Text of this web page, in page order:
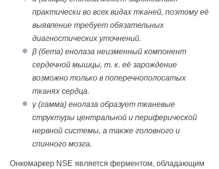
практически во всех видах тканей, поэтому её
выявление требует обязательных
диагностических уточнений.
β (бета) енолаза неизменный компонент
сердечной мышцы, т. к. её зарождение
возможно только в поперечнополосатых
тканях сердца.
γ (гамма) енолаза образует тканевые
структуры центральной и периферической
нервной системы, а также головного и
спинного мозга.
Онкомаркер NSE является ферментом, обладающим